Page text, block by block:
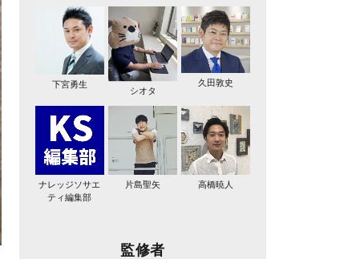
下宮勇生
シオタ
久田敦史
ナレッジソサエ
ティ編集部
片島聖矢 高橋暁人
監修者